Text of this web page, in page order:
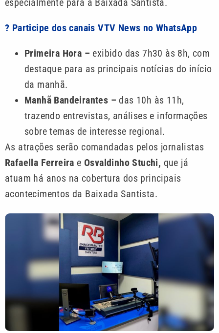
? Participe dos canais VTV News no WhatsApp
Primeira Hora – exibido das 7h30 às 8h, com
destaque para as principais notícias do início
da manhã.
Manhã Bandeirantes – das 10h às 11h,
trazendo entrevistas, análises e informações
sobre temas de interesse regional.
As atrações serão comandadas pelos jornalistas
Rafaella Ferreira e Osvaldinho Stuchi, que já
atuam há anos na cobertura dos principais
acontecimentos da Baixada Santista.